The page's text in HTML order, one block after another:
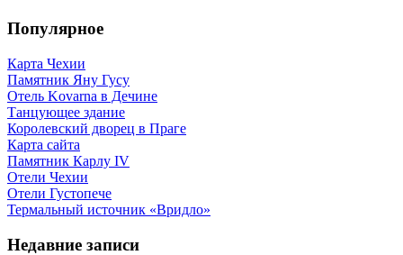
Популярное
Карта Чехии
Памятник Яну Гусу
Отель Kovarna в Дечине
Танцующее здание
Королевский дворец в Праге
Карта сайта
Памятник Карлу IV
Отели Чехии
Отели Густопече
Термальный источник «Вридло»
Недавние записи